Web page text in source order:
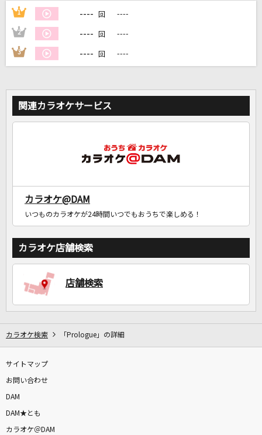
自宅でカラオケ歌い放題！
家族や友達と一緒に！練習にも！
1 ---- 回 ----
2 ---- 回 ----
3 ---- 回 ----
関連カラオケサービス
カラオケ@DAM
いつものカラオケが24時間いつでもおうちで楽しめる！
カラオケ店舗検索
店舗検索
カラオケ検索 「Prologue」の詳細
サイトマップ
お問い合わせ
DAM
DAM★とも
カラオケ＠DAM